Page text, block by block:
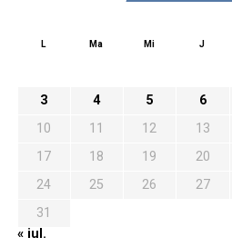
L Ma Mi J
3
4 5 6
10
11 12 13
17
18 19 20
24
25 26 27
31
« iul.